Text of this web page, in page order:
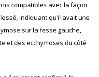
compatibles avec la façon
indiquant qu'il avait une
sur la fesse gauche,
et des ecchymoses du côté